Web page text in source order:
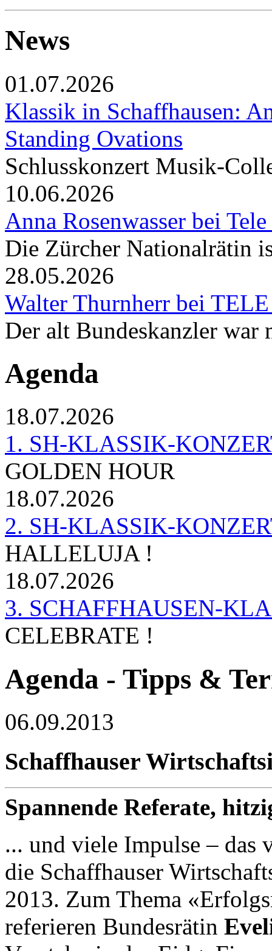
News
01.07.2026
Klassik in Schaffhausen:
Standing Ovations
Schlusskonzert Musik-
10.06.2026
Anna Rosenwasser bei
Die Zürcher Nationalrätin
28.05.2026
Walter Thurnherr bei
Der alt Bundeskanzler war
Agenda
18.07.2026
1. SH-KLASSIK-
GOLDEN HOUR
18.07.2026
2. SH-KLASSIK-
HALLELUJA !
18.07.2026
3. SCHAFFHAUSEN-
CELEBRATE !
Agenda - Tipps &
06.09.2013
Schaffhauser
Spannende Referate,
... und viele Impulse – das
die Schaffhauser
2013. Zum Thema
referieren Bundesrätin